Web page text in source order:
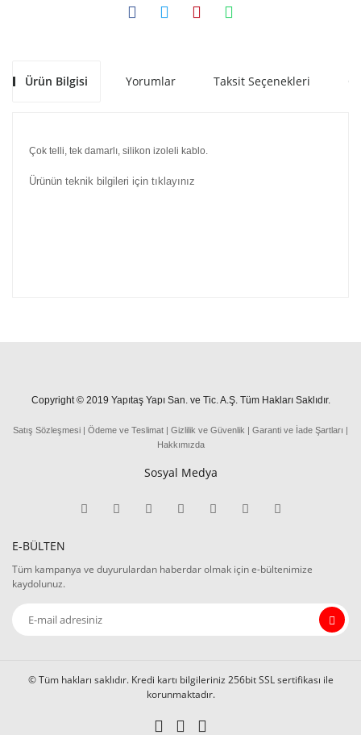
Ürün Bilgisi Yorumlar Taksit Seçenekleri
Çok telli, tek damarlı, silikon izoleli kablo.
Ürünün teknik bilgileri için tıklayınız
Copyright © 2019 Yapıtaş Yapı San. ve Tic. A.Ş. Tüm Hakları Saklıdır.
Satış Sözleşmesi | Ödeme ve Teslimat | Gizlilik ve Güvenlik | Garanti ve İade Şartları |
Hakkımızda
Sosyal Medya
E-BÜLTEN
Tüm kampanya ve duyurulardan haberdar olmak için e-bültenimize
kaydolunuz.
© Tüm hakları saklıdır. Kredi kartı bilgileriniz 256bit SSL sertifikası ile
korunmaktadır.